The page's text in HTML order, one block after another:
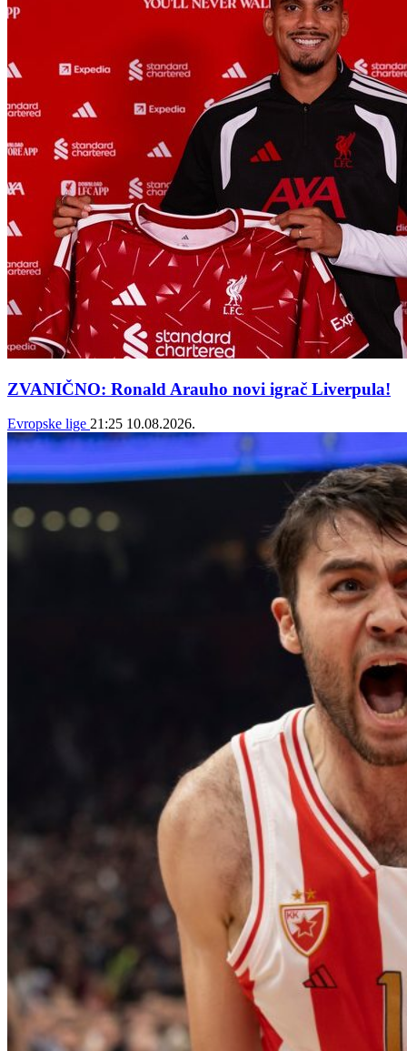
ZVANIČNO: Ronald Arauho novi igrač Liverpula!
Evropske lige 21:25 10.08.2026.